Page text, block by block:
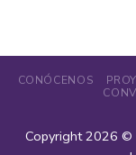
CONÓCENOS
Copyright 2026 ©